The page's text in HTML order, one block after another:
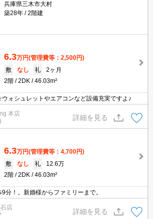
兵庫県三木市大村
築28年
2階建
6.3万円(管理費等：2,500円)
敷
なし 礼
2ヶ月
2階
2DK 46.03m²
ォシュレットやエアコンなど設備充実ですよ♪
本店
詳細を見る
6.3万円(管理費等：4,700円)
敷
なし 礼
12.6万
2階
2DK 46.03m²
分！。新婚様からファミリーまで。
店
詳細を見る